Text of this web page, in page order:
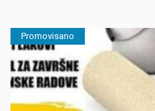
Promovisano